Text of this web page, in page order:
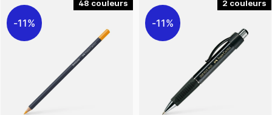
48
11%
2
11%